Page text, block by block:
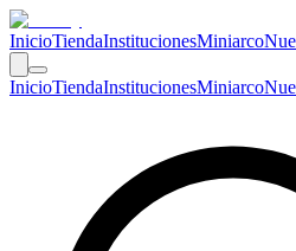
InicioTiendaInstitucionesMiniarco
InicioTiendaInstitucionesMiniarco